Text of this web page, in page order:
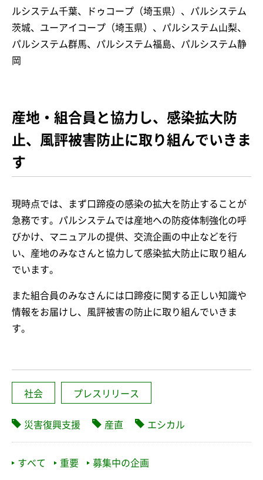
ルシステム千葉、ドゥコープ（埼玉県）、パルシステム
茨城、ユーアイコープ（埼玉県）、パルシステム山梨、
パルシステム群馬、パルシステム福島、パルシステム静
岡
産地・組合員と協力し、感染拡大防
止、風評被害防止に取り組んでいきま
す
現時点では、まず口蹄疫の感染の拡大を防止することが
急務です。パルシステムでは産地への防疫体制強化の呼
びかけ、マニュアルの提供、交流企画の中止などを行
い、産地のみなさんと協力して感染拡大防止に取り組ん
でいます。
また組合員のみなさんには口蹄疫に関する正しい知識や
情報をお届けし、風評被害の防止に取り組んでいきま
す。
社会 プレスリリース
災害復興支援 産直 エシカル
すべて 重要 募集中の企画